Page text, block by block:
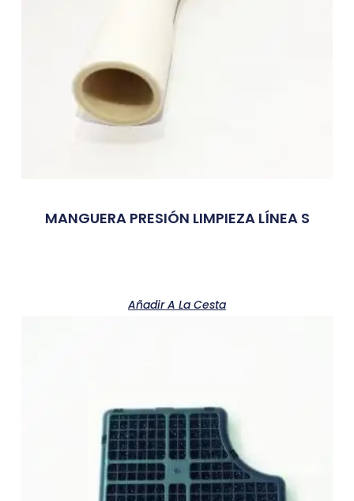
MANGUERA PRESIÓN LIMPIEZA LÍNEA S
Añadir A La Cesta